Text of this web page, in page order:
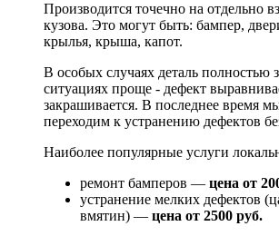
Производится точечно на отдельно
кузова. Это могут быть: бампер,
крылья, крыша, капот.
В особых случаях деталь полностью
ситуациях проще - дефект
закрашивается. В последнее время
переходим к устранению дефектов
Наиболее популярные услуги
ремонт бамперов — цена от
устранение мелких дефектов
вмятин) — цена от 2500 руб.